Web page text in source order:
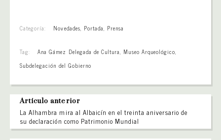
Categoría: Novedades, Portada, Prensa
Tag: Ana Gámez Delegada de Cultura, Museo Arqueológico,
Subdelegación del Gobierno
Artículo anterior
La Alhambra mira al Albaicín en el treinta aniversario de
su declaración como Patrimonio Mundial